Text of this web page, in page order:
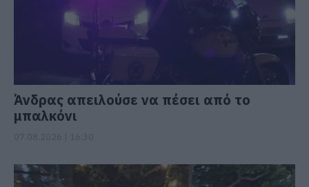
Άνδρας απειλούσε να πέσει από το
μπαλκόνι